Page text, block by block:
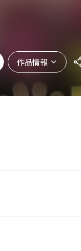
作品情報